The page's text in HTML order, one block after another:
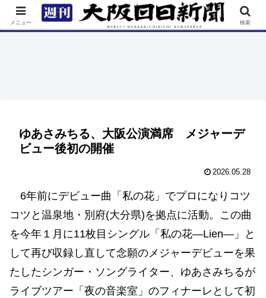
TOP 特集 ニュース 連載 街ネタ イベント
ゆあさみちる、大阪公演満席 メジャーデ
ビュー後初の開催
2026.05.28
6年前にデビュー曲「私の花」でプロになりコツ
コツと温泉地・別府(大分県)を拠点に活動。この曲
を今年１月に11枚目シングル「私の花―Lien―」と
して再び収録し直して念願のメジャーデビューを果
たしたシンガー・ソングライター、ゆあさみちるが
ライブツアー「夜の音楽室」のフィナーレとして初
メニュー 検索